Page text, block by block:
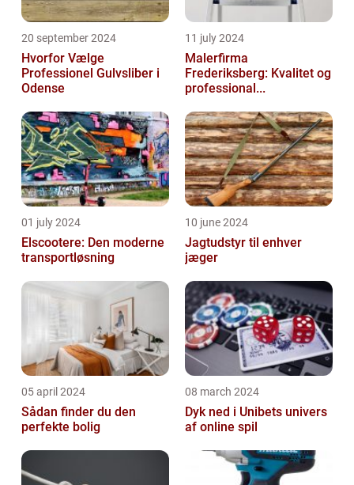
20 september 2024
Hvorfor Vælge
Professionel Gulvsliber i
Odense
11 july 2024
Malerfirma
Frederiksberg: Kvalitet og
professional...
01 july 2024
Elscootere: Den moderne
transportløsning
10 june 2024
Jagtudstyr til enhver
jæger
05 april 2024
Sådan finder du den
perfekte bolig
08 march 2024
Dyk ned i Unibets univers
af online spil